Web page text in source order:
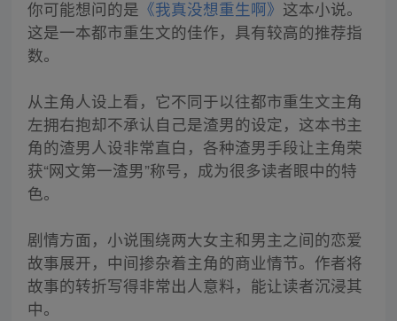
你可能想问的是 《我真没想重生啊》 这本小说。
这是一本都市重生文的佳作，具有较高的推荐指
数。
从主角人设上看，它不同于以往都市重生文主角
左拥右抱却不承认自己是渣男的设定，这本书主
角的渣男人设非常直白，各种渣男手段让主角荣
获“网文第一渣男”称号，成为很多读者眼中的特
色。
剧情方面，小说围绕两大女主和男主之间的恋爱
故事展开，中间掺杂着主角的商业情节。作者将
故事的转折写得非常出人意料，能让读者沉浸其
中。